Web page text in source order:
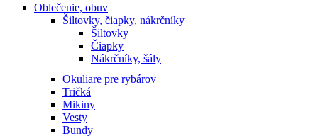
Oblečenie, obuv
Šiltovky, čiapky, nákrčníky
Šiltovky
Čiapky
Nákrčníky, šály
Okuliare pre rybárov
Tričká
Mikiny
Vesty
Bundy